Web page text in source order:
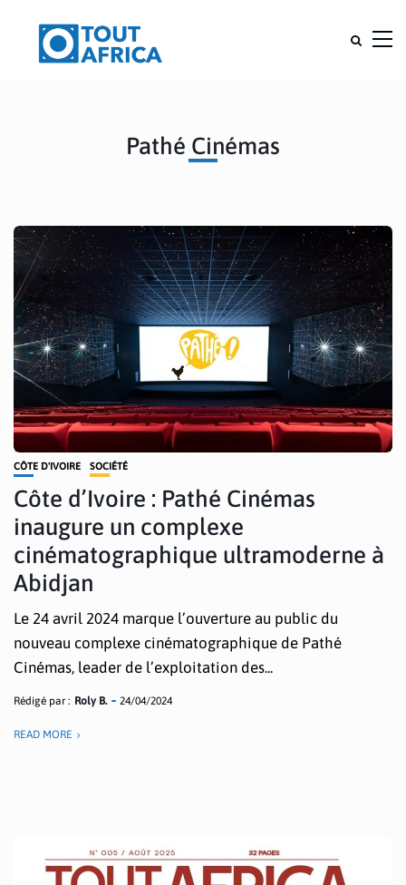
Pathé Cinémas
CÔTE D'IVOIRE SOCIÉTÉ
Côte d’Ivoire : Pathé Cinémas
inaugure un complexe
cinématographique ultramoderne à
Abidjan
Le 24 avril 2024 marque l’ouverture au public du
nouveau complexe cinématographique de Pathé
Cinémas, leader de l’exploitation des...
Rédigé par : Roly B. 24/04/2024
READ MORE